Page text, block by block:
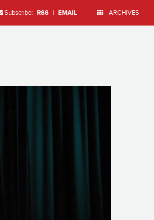
Subscribe: RSS | EMAIL ARCHIVES